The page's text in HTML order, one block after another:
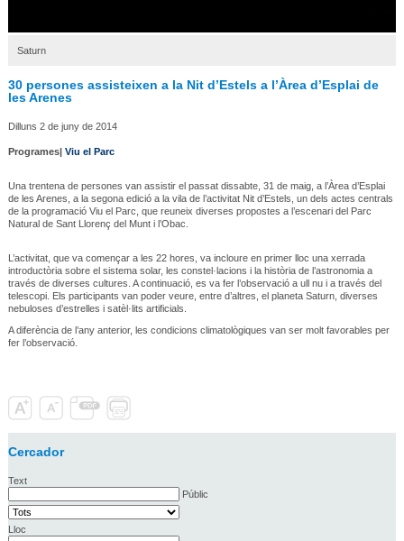
Saturn
30 persones assisteixen a la Nit d’Estels a l’Àrea d’Esplai de
les Arenes
Dilluns 2 de juny de 2014
Programes| Viu el Parc
Una trentena de persones van assistir el passat dissabte, 31 de maig, a l’Àrea d’Esplai
de les Arenes, a la segona edició a la vila de l’activitat Nit d’Estels, un dels actes centrals
de la programació Viu el Parc, que reuneix diverses propostes a l’escenari del Parc
Natural de Sant Llorenç del Munt i l’Obac.
L’activitat, que va començar a les 22 hores, va incloure en primer lloc una xerrada
introductòria sobre el sistema solar, les constel·lacions i la història de l’astronomia a
través de diverses cultures. A continuació, es va fer l’observació a ull nu i a través del
telescopi. Els participants van poder veure, entre d’altres, el planeta Saturn, diverses
nebuloses d’estrelles i satèl·lits artificials.
A diferència de l’any anterior, les condicions climatològiques van ser molt favorables per
fer l’observació.
Cercador
Text
Públic
Lloc